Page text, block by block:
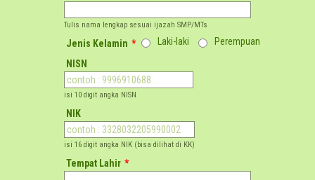
Tulis nama lengkap sesuai ijazah SMP/MTs
Jenis Kelamin * Laki-laki
Perempuan
NISN
isi 10 digit angka NISN
NIK
isi 16 digit angka NIK (bisa dilihat di KK)
Tempat Lahir *